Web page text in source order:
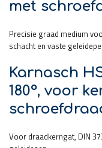
met
Precisie graad medium
schacht en vaste
Karnasch
180°, voor
Voor draadkerngat, DIN